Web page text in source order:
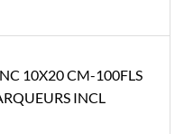
10X20 CM-100FLS
INCL